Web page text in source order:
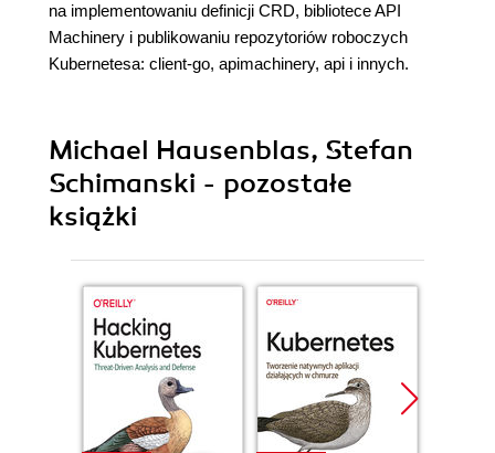
na implementowaniu definicji CRD, bibliotece API
Machinery i publikowaniu repozytoriów roboczych
Kubernetesa: client-go, apimachinery, api i innych.
Michael Hausenblas, Stefan
Schimanski - pozostałe
książki